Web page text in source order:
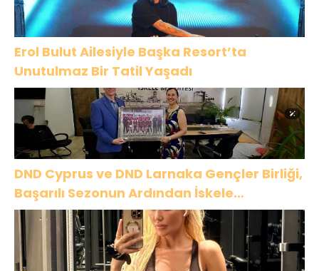
Erol Bulut Ailesiyle Başka Resort’ta
Unutulmaz Bir Tatil Yaşadı
DND Cyprus ve DND Larnaka Gençler Birliği,
Başarılı Sezonun Ardından İskele
Belediyesi’nde Bir Araya Geldi